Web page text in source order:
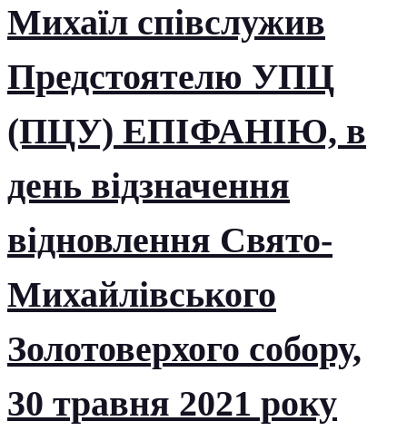
Михаїл співслужив
Предстоятелю УПЦ
(ПЦУ) ЕПІФАНІЮ, в
день відзначення
відновлення Свято-
Михайлівського
Золотоверхого собору,
30 травня 2021 року